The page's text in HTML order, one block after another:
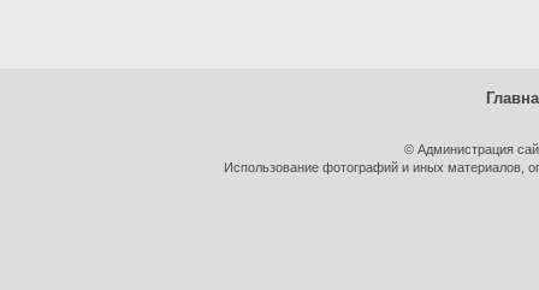
© Администрация
Использование фотографий и иных материалов,